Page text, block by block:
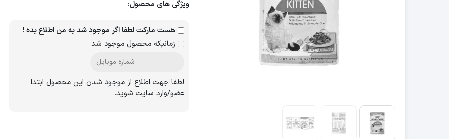
ویژگی های محصول:
هست مارکت لطفا اگر موجود شد به من اطلاع بده !
زمانیکه محصول موجود شد
لطفا جهت اطلاع از موجود شدن این محصول ابتدا
عضو/وارد سایت شوید.